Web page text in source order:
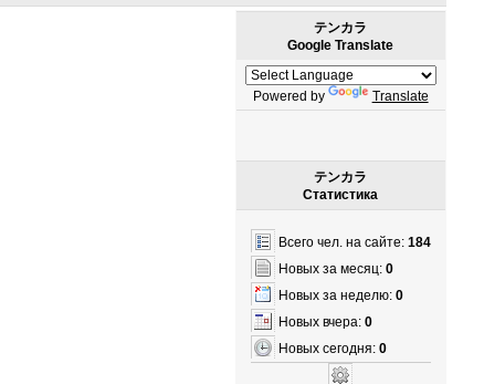
テンカラ
Google Translate
Powered by Translate
テンカラ
Статистика
Всего чел. на сайте: 184
Новых за месяц:0
Новых за неделю:0
Новых вчера:0
Новых сегодня:0